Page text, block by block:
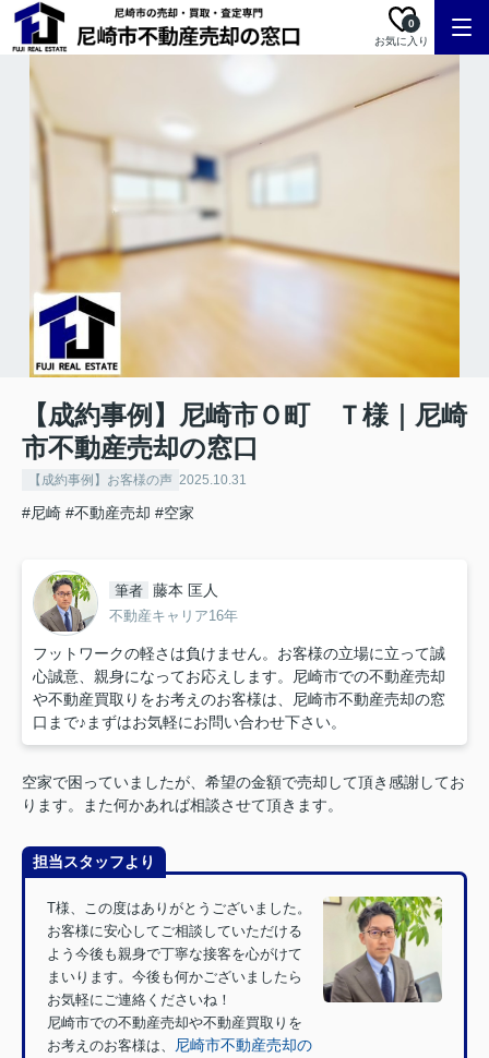
お気に入り
0
【成約事例】尼崎市Ｏ町 Ｔ様｜尼崎
市不動産売却の窓口
【成約事例】お客様の声 2025.10.31
#尼崎 #不動産売却 #空家
筆者 藤本 匡人
不動産キャリア16年
フットワークの軽さは負けません。お客様の立場に立って誠
心誠意、親身になってお応えします。尼崎市での不動産売却
や不動産買取りをお考えのお客様は、尼崎市不動産売却の窓
口まで♪まずはお気軽にお問い合わせ下さい。
空家で困っていましたが、希望の金額で売却して頂き感謝してお
ります。また何かあれば相談させて頂きます。
担当スタッフより
T様、この度はありがとうございました。
お客様に安心してご相談していただける
よう今後も親身で丁寧な接客を心がけて
まいります。今後も何かございましたら
お気軽にご連絡くださいね！
尼崎市での不動産売却や不動産買取りを
お考えのお客様は、
尼崎市不動産売却の